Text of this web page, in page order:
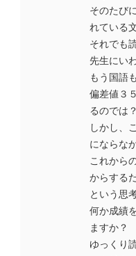
そのたび
れている
それでも
先生にい
もう国語
偏差値３
るのでは
しかし、
にならな
これから
からする
という思
何か成績
ますか？
ゆっくり